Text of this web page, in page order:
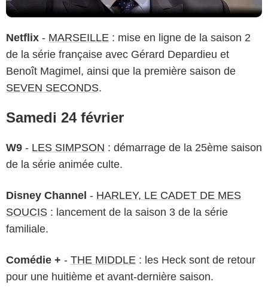
Netflix - MARSEILLE : mise en ligne de la saison 2
de la série française avec Gérard Depardieu et
Benoît Magimel, ainsi que la première saison de
SEVEN SECONDS.
Samedi 24 février
W9 - LES SIMPSON : démarrage de la 25ème saison
de la série animée culte.
Disney Channel - HARLEY, LE CADET DE MES
SOUCIS : lancement de la saison 3 de la série
familiale.
Comédie + - THE MIDDLE : les Heck sont de retour
pour une huitième et avant-dernière saison.